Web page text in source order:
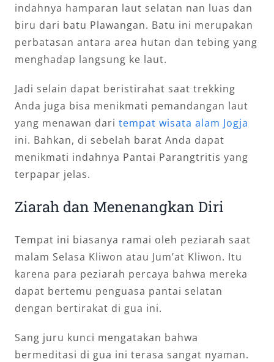
indahnya hamparan laut selatan nan luas dan
biru dari batu Plawangan. Batu ini merupakan
perbatasan antara area hutan dan tebing yang
menghadap langsung ke laut.
Jadi selain dapat beristirahat saat trekking
Anda juga bisa menikmati pemandangan laut
yang menawan dari tempat wisata alam Jogja
ini. Bahkan, di sebelah barat Anda dapat
menikmati indahnya Pantai Parangtritis yang
terpapar jelas.
Ziarah dan Menenangkan Diri
Tempat ini biasanya ramai oleh peziarah saat
malam Selasa Kliwon atau Jum’at Kliwon. Itu
karena para peziarah percaya bahwa mereka
dapat bertemu penguasa pantai selatan
dengan bertirakat di gua ini.
Sang juru kunci mengatakan bahwa
bermeditasi di gua ini terasa sangat nyaman.